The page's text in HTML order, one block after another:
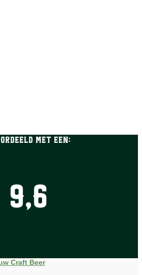
met een:
9,6
Craft Beer